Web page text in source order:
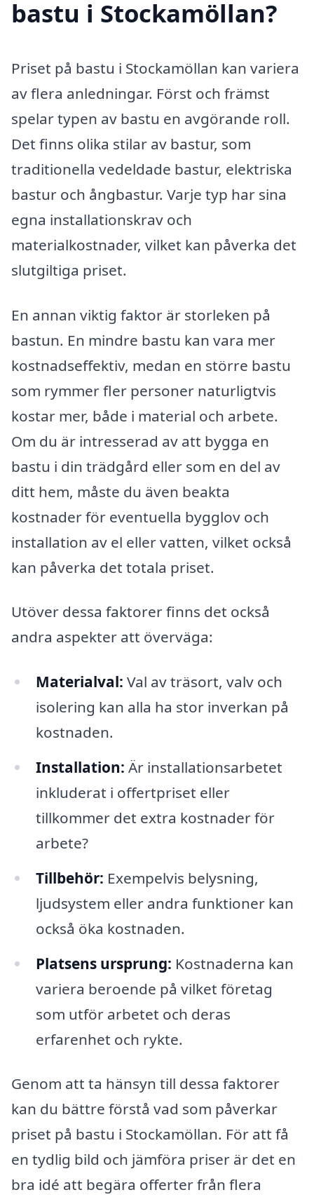
bastu i Stockamöllan?
Priset på bastu i Stockamöllan kan variera
av flera anledningar. Först och främst
spelar typen av bastu en avgörande roll.
Det finns olika stilar av bastur, som
traditionella vedeldade bastur, elektriska
bastur och ångbastur. Varje typ har sina
egna installationskrav och
materialkostnader, vilket kan påverka det
slutgiltiga priset.
En annan viktig faktor är storleken på
bastun. En mindre bastu kan vara mer
kostnadseffektiv, medan en större bastu
som rymmer fler personer naturligtvis
kostar mer, både i material och arbete.
Om du är intresserad av att bygga en
bastu i din trädgård eller som en del av
ditt hem, måste du även beakta
kostnader för eventuella bygglov och
installation av el eller vatten, vilket också
kan påverka det totala priset.
Utöver dessa faktorer finns det också
andra aspekter att överväga:
Materialval: Val av träsort, valv och
isolering kan alla ha stor inverkan på
kostnaden.
Installation: Är installationsarbetet
inkluderat i offertpriset eller
tillkommer det extra kostnader för
arbete?
Tillbehör: Exempelvis belysning,
ljudsystem eller andra funktioner kan
också öka kostnaden.
Platsens ursprung: Kostnaderna kan
variera beroende på vilket företag
som utför arbetet och deras
erfarenhet och rykte.
Genom att ta hänsyn till dessa faktorer
kan du bättre förstå vad som påverkar
priset på bastu i Stockamöllan. För att få
en tydlig bild och jämföra priser är det en
bra idé att begära offerter från flera